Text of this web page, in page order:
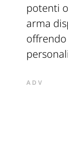
potenti
arma
ADV